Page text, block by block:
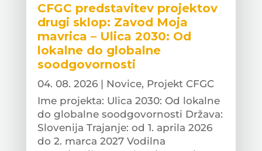
CFGC predstavitev projektov
drugi sklop: Zavod Moja
mavrica – Ulica 2030: Od
lokalne do globalne
soodgovornosti
04. 08. 2026| Novice, Projekt CFGC
Ime projekta: Ulica 2030: Od lokalne
do globalne soodgovornosti Država:
Slovenija Trajanje: od 1. aprila 2026
do 2. marca 2027 Vodilna